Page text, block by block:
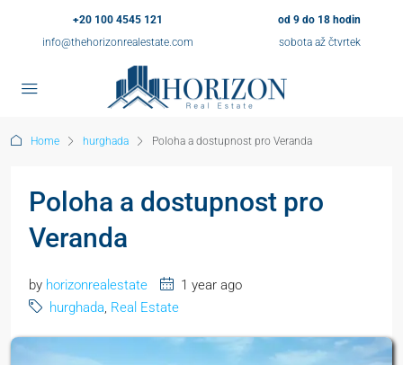
+20 100 4545 121
info@thehorizonrealestate.com
od 9 do 18 hodin
sobota až čtvrtek
Home hurghada Poloha a dostupnost pro Veranda
Poloha a dostupnost pro
Veranda
by horizonrealestate
1 year ago
hurghada, Real Estate